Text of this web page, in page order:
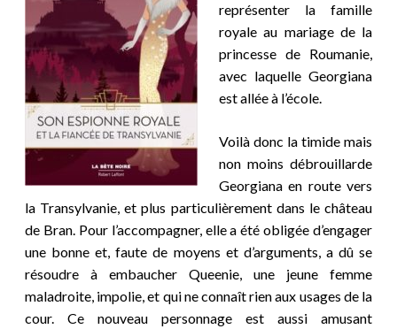
représenter la famille
royale au mariage de la
princesse de Roumanie,
avec laquelle Georgiana
est allée à l’école.
Voilà donc la timide mais
non moins débrouillarde
Georgiana en route vers
la Transylvanie, et plus particulièrement dans le château
de Bran. Pour l’accompagner, elle a été obligée d’engager
une bonne et, faute de moyens et d’arguments, a dû se
résoudre à embaucher Queenie, une jeune femme
maladroite, impolie, et qui ne connaît rien aux usages de la
cour. Ce nouveau personnage est aussi amusant